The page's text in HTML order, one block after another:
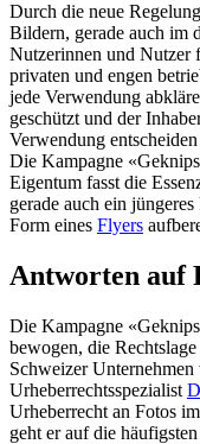
Durch die neue
Bildern, gerade auch im
Nutzerinnen und Nutzer
privaten und engen
jede Verwendung
geschützt und der
Verwendung
Die Kampagne
Eigentum fasst die
gerade auch ein
Form eines Flyers
Antworten auf
Die Kampagne
bewogen, die
Schweizer
Urheberrechtsspezialist
Urheberrecht an Fotos
geht er auf die